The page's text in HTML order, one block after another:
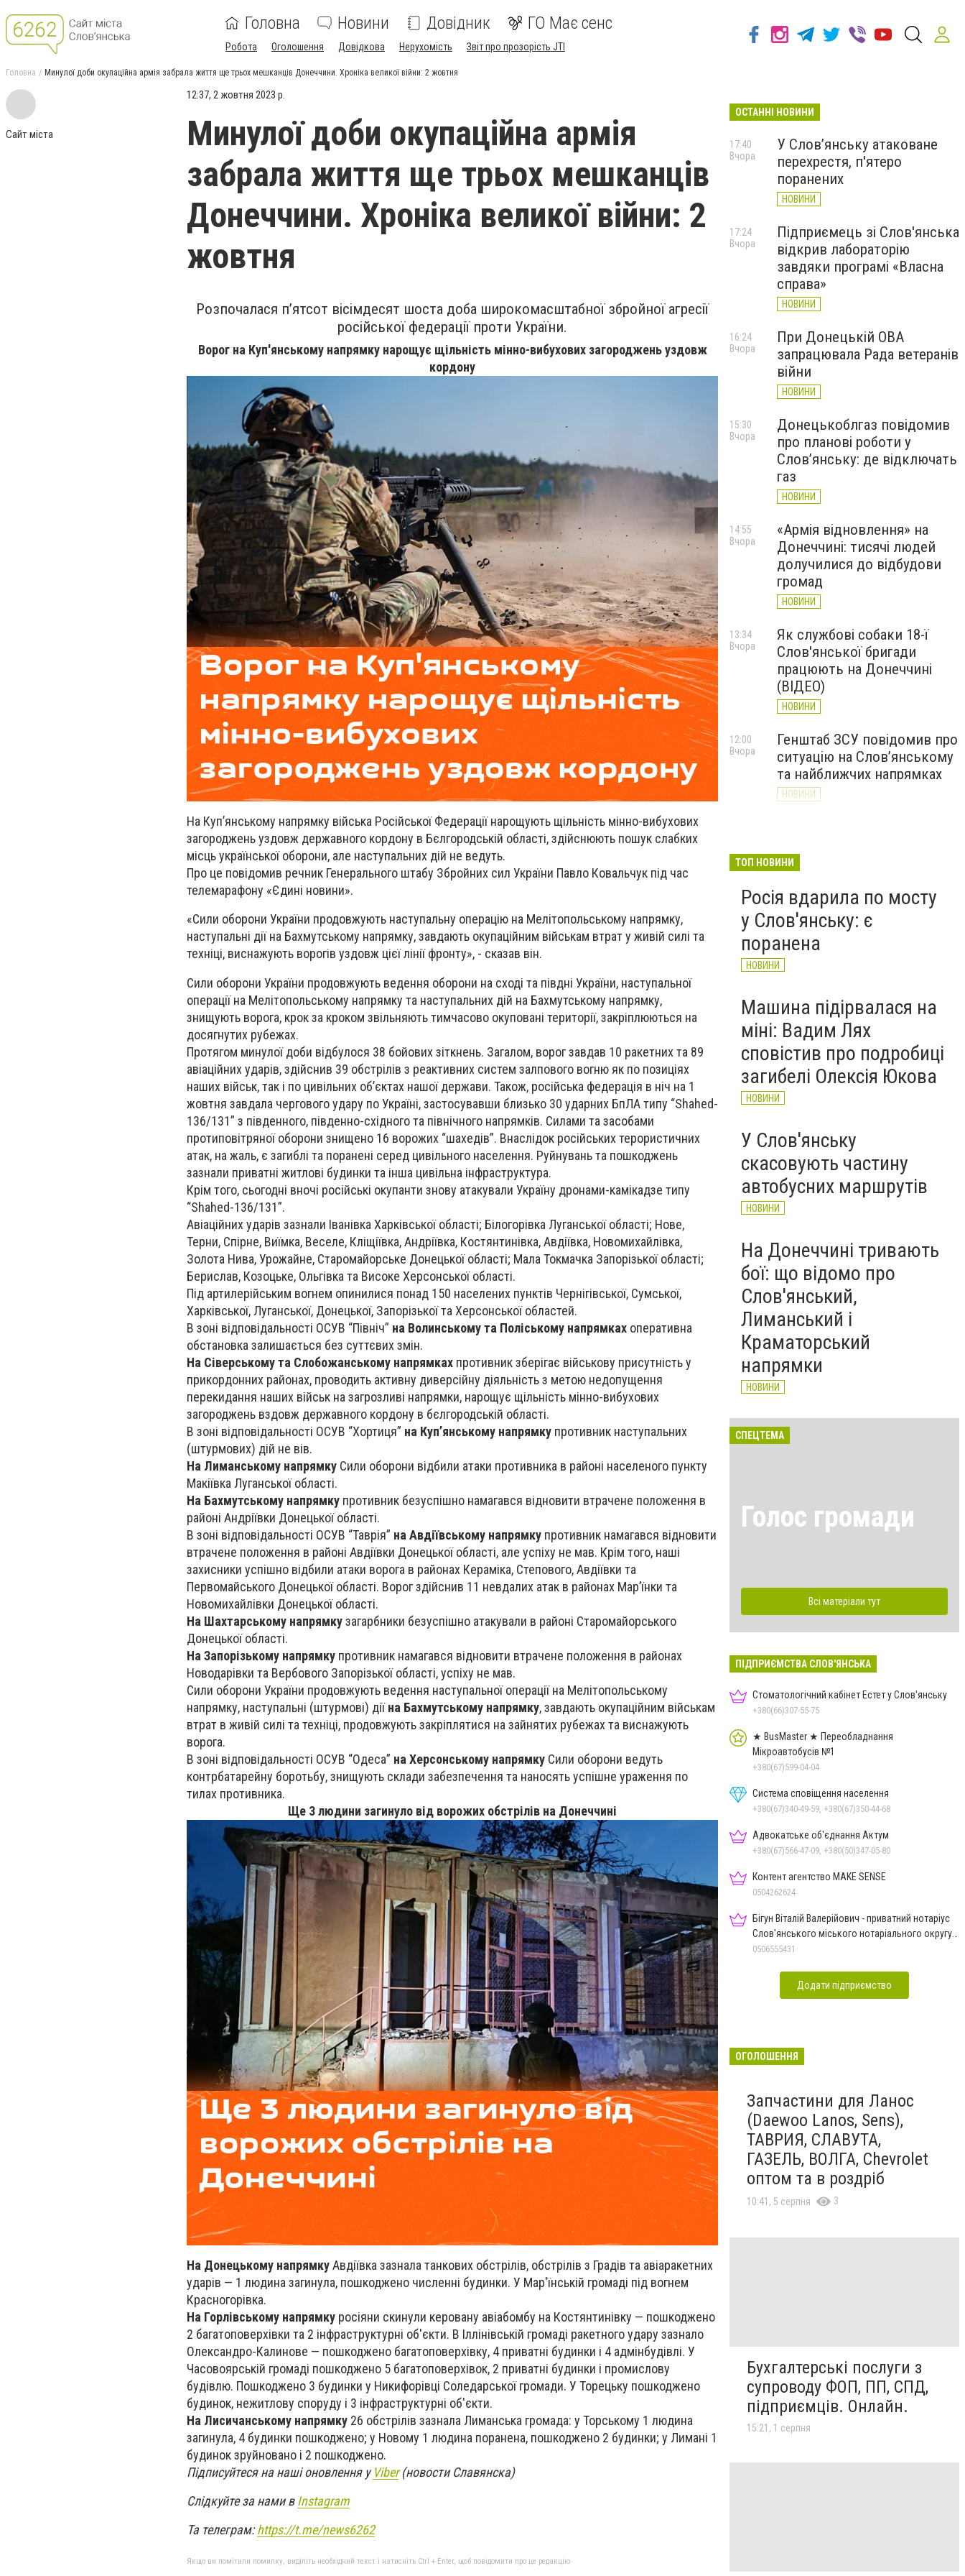
Головна Новини Довідник ГО Має сенс
Робота Оголошення Довідкова Нерухомість Звіт про прозорість JTI
Головна Минулої доби окупаційна армія забрала життя ще трьох мешканців Донеччини. Хроніка великої війни: 2 жовтня
Сайт міста
12:37, 2 жовтня 2023 р.
Минулої доби окупаційна армія
забрала життя ще трьох мешканців
Донеччини. Хроніка великої війни: 2
жовтня
Розпочалася п’ятсот вісімдесят шоста доба широкомасштабної збройної агресії
російської федерації проти України.
Ворог на Куп'янському напрямку нарощує щільність мінно-вибухових загороджень уздовж
кордону
На Куп’янському напрямку війська Російської Федерації нарощують щільність мінно-вибухових
загороджень уздовж державного кордону в Бєлгородській області, здійснюють пошук слабких
місць української оборони, але наступальних дій не ведуть.
Про це повідомив речник Генерального штабу Збройних сил України Павло Ковальчук під час
телемарафону «Єдині новини».
«Сили оборони України продовжують наступальну операцію на Мелітопольському напрямку,
наступальні дії на Бахмутському напрямку, завдають окупаційним військам втрат у живій силі та
техніці, виснажують ворогів уздовж цієї лінії фронту», - сказав він.
Сили оборони України продовжують ведення оборони на сході та півдні України, наступальної
операції на Мелітопольському напрямку та наступальних дій на Бахмутському напрямку,
знищують ворога, крок за кроком звільняють тимчасово окуповані території, закріплюються на
досягнутих рубежах.
Протягом минулої доби відбулося 38 бойових зіткнень. Загалом, ворог завдав 10 ракетних та 89
авіаційних ударів, здійснив 39 обстрілів з реактивних систем залпового вогню як по позиціях
наших військ, так і по цивільних об’єктах нашої держави. Також, російська федерація в ніч на 1
жовтня завдала чергового удару по Україні, застосувавши близько 30 ударних БпЛА типу “Shahed-
136/131” з південного, південно-східного та північного напрямків. Силами та засобами
протиповітряної оборони знищено 16 ворожих “шахедів”. Внаслідок російських терористичних
атак, на жаль, є загиблі та поранені серед цивільного населення. Руйнувань та пошкоджень
зазнали приватні житлові будинки та інша цивільна інфраструктура.
Крім того, сьогодні вночі російські окупанти знову атакували Україну дронами-камікадзе типу
“Shahed-136/131”.
Авіаційних ударів зазнали Іванівка Харківської області; Білогорівка Луганської області; Нове,
Терни, Спірне, Виїмка, Веселе, Кліщіївка, Андріївка, Костянтинівка, Авдіївка, Новомихайлівка,
Золота Нива, Урожайне, Старомайорське Донецької області; Мала Токмачка Запорізької області;
Берислав, Козоцьке, Ольгівка та Високе Херсонської області.
Під артилерійським вогнем опинилися понад 150 населених пунктів Чернігівської, Сумської,
Харківської, Луганської, Донецької, Запорізької та Херсонської областей.
В зоні відповідальності ОСУВ “Північ” на Волинському та Поліському напрямках оперативна
обстановка залишається без суттєвих змін.
На Сіверському та Слобожанському напрямках противник зберігає військову присутність у
прикордонних районах, проводить активну диверсійну діяльність з метою недопущення
перекидання наших військ на загрозливі напрямки, нарощує щільність мінно-вибухових
загороджень вздовж державного кордону в бєлгородській області.
В зоні відповідальності ОСУВ “Хортиця” на Куп’янському напрямку противник наступальних
(штурмових) дій не вів.
На Лиманському напрямку Сили оборони відбили атаки противника в районі населеного пункту
Макіївка Луганської області.
На Бахмутському напрямку противник безуспішно намагався відновити втрачене положення в
районі Андріївки Донецької області.
В зоні відповідальності ОСУВ “Таврія” на Авдіївському напрямку противник намагався відновити
втрачене положення в районі Авдіївки Донецької області, але успіху не мав. Крім того, наші
захисники успішно відбили атаки ворога в районах Кераміка, Степового, Авдіївки та
Первомайського Донецької області. Ворог здійснив 11 невдалих атак в районах Мар’їнки та
Новомихайлівки Донецької області.
На Шахтарському напрямкузагарбники безуспішно атакували в районі Старомайорського
Донецької області.
На Запорізькому напрямку противник намагався відновити втрачене положення в районах
Новодарівки та Вербового Запорізької області, успіху не мав.
Сили оборони України продовжують ведення наступальної операції на Мелітопольському
напрямку, наступальні (штурмові) діїна Бахмутському напрямку, завдають окупаційним військам
втрат в живій силі та техніці, продовжують закріплятися на зайнятих рубежах та виснажують
ворога.
В зоні відповідальності ОСУВ “Одеса” на Херсонському напрямку Сили оборони ведуть
контрбатарейну боротьбу, знищують склади забезпечення та наносять успішне ураження по
тилах противника.
Ще 3 людини загинуло від ворожих обстрілів на Донеччині
На Донецькому напрямкуАвдіївка зазнала танкових обстрілів, обстрілів з Градів та авіаракетних
ударів — 1 людина загинула, пошкоджено численні будинки. У Мар'їнській громаді під вогнем
Красногорівка.
На Горлівському напрямку росіяни скинули керовану авіабомбу на Костянтинівку — пошкоджено
2 багатоповерхівки та 2 інфраструктурні об'єкти. В Іллінівській громаді ракетного удару зазнало
Олександро-Калинове — пошкоджено багатоповерхівку, 4 приватні будинки і 4 адмінбудівлі. У
Часовоярській громаді пошкоджено 5 багатоповерхівок, 2 приватні будинки і промислову
будівлю. Пошкоджено 3 будинки у Никифорівці Соледарської громади. У Торецьку пошкоджено
будинок, нежитлову споруду і 3 інфраструктурні об'єкти.
На Лисичанському напрямку 26 обстрілів зазнала Лиманська громада: у Торському 1 людина
загинула, 4 будинки пошкоджено; у Новому 1 людина поранена, пошкоджено 2 будинки; у Лимані 1
будинок зруйновано і 2 пошкоджено.
Підписуйтеся на наші оновлення уViber(новости Славянска)
Слідкуйте за нами вInstagram
Та телеграм:https://t.me/news6262
Якщо ви помітили помилку, виділіть необхідний текст і натисніть Ctrl + Enter, щоб повідомити про це редакцію
ОСТАННІ НОВИНИ
У Слов’янську атаковане
перехрестя, п'ятеро
поранених
НОВИНИ
17:40
Вчора
Підприємець зі Слов'янська
відкрив лабораторію
завдяки програмі «Власна
справа»
НОВИНИ
17:24
Вчора
При Донецькій ОВА
запрацювала Рада ветеранів
війни
НОВИНИ
16:24
Вчора
Донецькоблгаз повідомив
про планові роботи у
Слов’янську: де відключать
газ
НОВИНИ
15:30
Вчора
«Армія відновлення» на
Донеччині: тисячі людей
долучилися до відбудови
громад
НОВИНИ
14:55
Вчора
Як службові собаки 18-ї
Слов'янської бригади
працюють на Донеччині
(ВІДЕО)
НОВИНИ
13:34
Вчора
Генштаб ЗСУ повідомив про
ситуацію на Слов’янському
та найближчих напрямках
НОВИНИ
12:00
Вчора
великої війни: 7 серпня
ТОП НОВИНИ
Росія вдарила по мосту
у Слов'янську: є
поранена
НОВИНИ
Машина підірвалася на
міні: Вадим Лях
сповістив про подробиці
загибелі Олексія Юкова
НОВИНИ
У Слов'янську
скасовують частину
автобусних маршрутів
НОВИНИ
На Донеччині тривають
бої: що відомо про
Слов'янський,
Лиманський і
Краматорський
напрямки
НОВИНИ
СПЕЦТЕМА
Голос громади
Всі матеріали тут
ПІДПРИЄМСТВА СЛОВ'ЯНСЬКА
Стоматологічний кабінет Естет у Слов'янську
+380(66)307-55-75
★ BusMaster ★ Переобладнання
Мікроавтобусів №1
+380(67)599-04-04
Система сповіщення населення
+380(67)340-49-59, +380(67)350-44-68
Адвокатське об'єднання Актум
+380(67)566-47-09, +380(50)347-05-80
Контент агентство MAKE SENSE
0504262624
Бігун Віталій Валерійович - приватний нотаріус
Слов'янського міського нотаріального округу
Дон.обл.
0506555431
Додати підприємство
ОГОЛОШЕННЯ
Запчастини для Ланос
(Daewoo Lanos, Sens),
ТАВРИЯ, СЛАВУТА,
ГАЗЕЛЬ, ВОЛГА, Chevrolet
оптом та в роздріб
10:41, 5 серпня 3
Бухгалтерські послуги з
супроводу ФОП, ПП, СПД,
підприємців. Онлайн.
15:21, 1 серпня